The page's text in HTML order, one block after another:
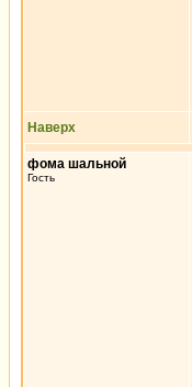
Наверх
фома шальной
Гость